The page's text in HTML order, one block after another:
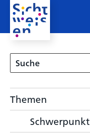
Themen
Schwerpunkt